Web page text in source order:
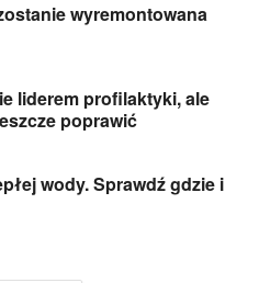
wyremontowana
liderem profilaktyki, ale
poprawić
wody. Sprawdź gdzie i